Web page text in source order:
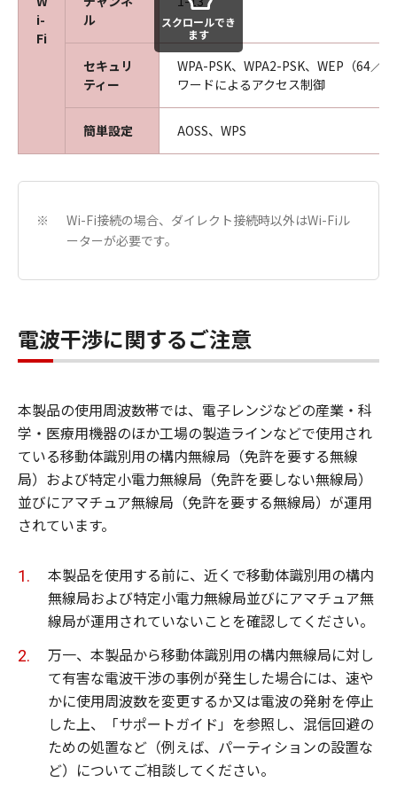
i-
Fi
ル
セキュリ
ティー
WPA-PSK、WPA2-PSK、WEP（64／
ワードによるアクセス制御
簡単設定 AOSS、WPS
スクロールでき
ます
※
Wi-Fi接続の場合、ダイレクト接続時以外はWi-Fiル
ーターが必要です。
電波干渉に関するご注意
本製品の使用周波数帯では、電子レンジなどの産業・科
学・医療用機器のほか工場の製造ラインなどで使用され
ている移動体識別用の構内無線局（免許を要する無線
局）および特定小電力無線局（免許を要しない無線局）
並びにアマチュア無線局（免許を要する無線局）が運用
されています。
本製品を使用する前に、近くで移動体識別用の構内
無線局および特定小電力無線局並びにアマチュア無
線局が運用されていないことを確認してください。
万一、本製品から移動体識別用の構内無線局に対し
て有害な電波干渉の事例が発生した場合には、速や
かに使用周波数を変更するか又は電波の発射を停止
した上、「サポートガイド」を参照し、混信回避の
ための処置など（例えば、パーティションの設置な
ど）についてご相談してください。